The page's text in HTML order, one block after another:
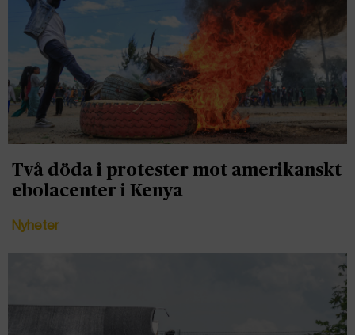
Två döda i protester mot amerikanskt
ebolacenter i Kenya
Nyheter